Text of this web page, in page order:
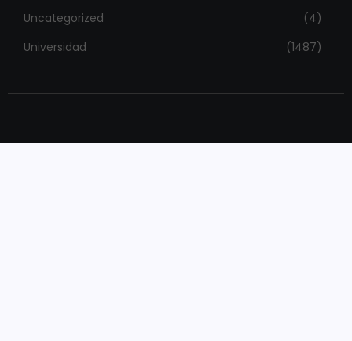
Uncategorized
(4)
Universidad
(1487)